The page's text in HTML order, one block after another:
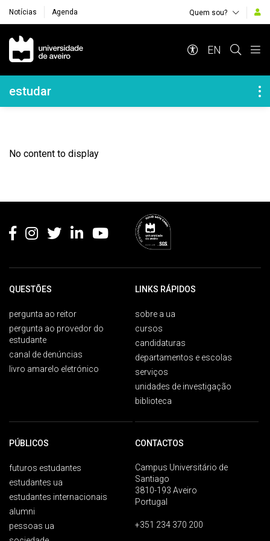
Notícias Agenda Quem sou?
Navegação Principal
EN
Navegação Lateral
estudar
No content to display
QUESTÕES
pergunta ao reitor
pergunta ao provedor do
estudante
canal de denúncias
livro amarelo eletrónico
LINKS RÁPIDOS
sobre a ua
cursos
candidaturas
departamentos e escolas
serviços
unidades de investigação
biblioteca
PÚBLICOS
futuros estudantes
estudantes ua
estudantes internacionais
alumni
pessoas ua
CONTACTOS
Campus Universitário de
Santiago
3810-193 Aveiro
Portugal
+351 234 370 200